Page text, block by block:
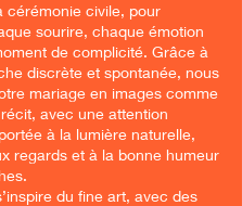
cérémonie civile, pour
sourire, chaque émotion
de complicité. Grâce à
discrète et spontanée, nous
mariage en images comme
avec une attention
à la lumière naturelle,
regards et à la bonne humeur
du fine art, avec des